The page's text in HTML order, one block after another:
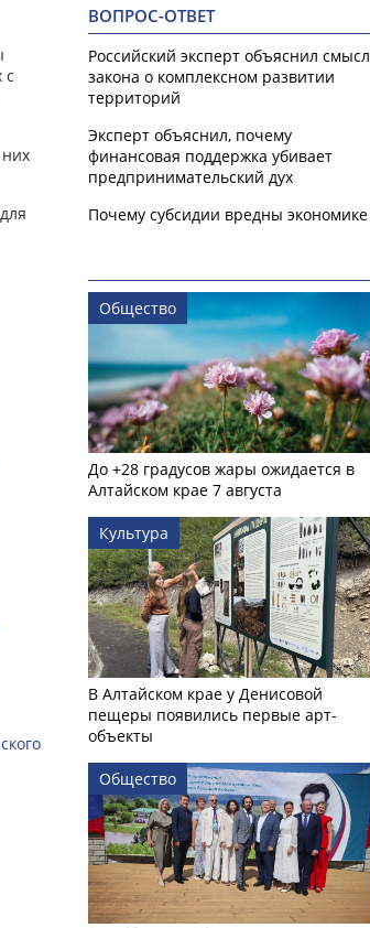
с
ВОПРОС-ОТВЕТ
Российский эксперт объяснил смысл
закона о комплексном развитии
территорий
Эксперт объяснил, почему
финансовая поддержка убивает
предпринимательский дух
Почему субсидии вредны экономике
Общество
До +28 градусов жары ожидается в
Алтайском крае 7 августа
Культура
В Алтайском крае у Денисовой
пещеры появились первые арт-
объекты
Общество